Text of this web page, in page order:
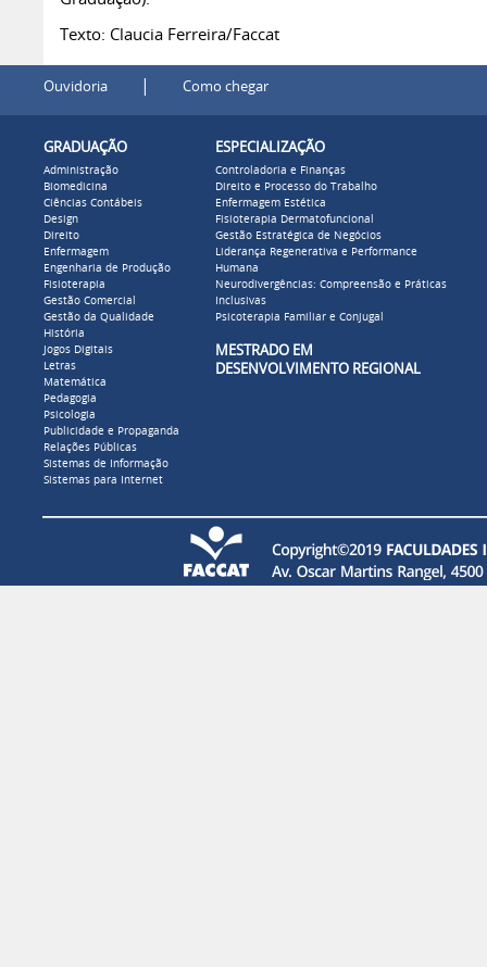
Texto: Claucia Ferreira/Faccat
Ouvidoria | Como chegar
GRADUAÇÃO
Administração
Biomedicina
Ciências Contábeis
Design
Direito
Enfermagem
Engenharia de Produção
Fisioterapia
Gestão Comercial
Gestão da Qualidade
História
Jogos Digitais
Letras
Matemática
Pedagogia
Psicologia
Publicidade e Propaganda
Relações Públicas
Sistemas de Informação
Sistemas para Internet
ESPECIALIZAÇÃO
Controladoria e Finanças
Direito e Processo do Trabalho
Enfermagem Estética
Fisioterapia Dermatofuncional
Gestão Estratégica de Negócios
Liderança Regenerativa e Performance
Humana
Neurodivergências: Compreensão e Práticas
Inclusivas
Psicoterapia Familiar e Conjugal
MESTRADO EM
DESENVOLVIMENTO REGIONAL